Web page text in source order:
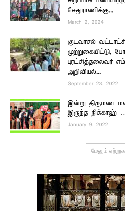
சேதுராணிக்கு...
March 2, 2024
குடவாசல்
முற்றுகையிட்டு,
புரட்சித்தலைவர்
அறிவியல்...
September 23, 2022
இன்று திருமண
இருந்த நிக்காஹ்
January 9, 2022
மேலும் ஏற்றுக